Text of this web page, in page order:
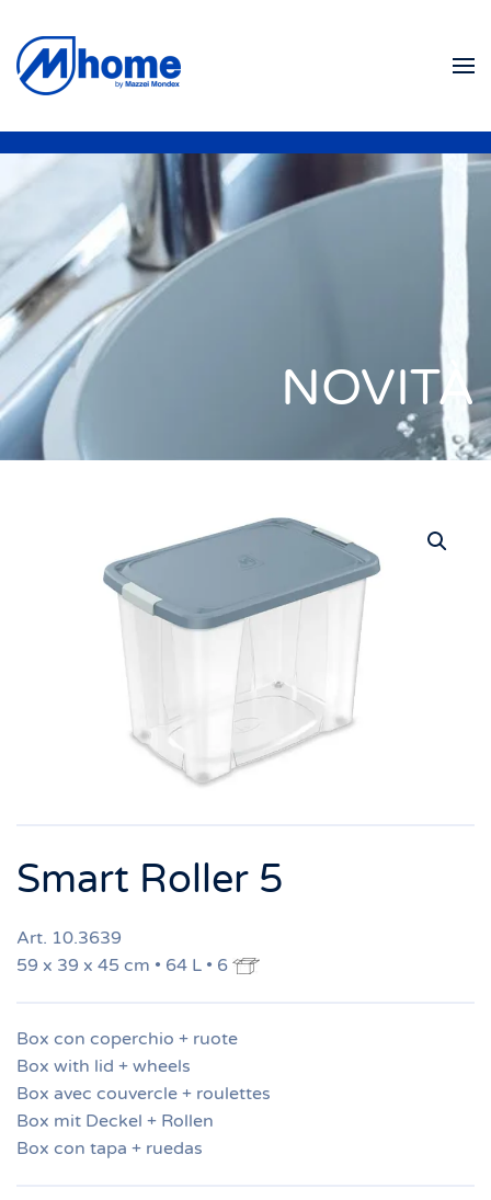
Skip to main content
NOVITÀ
Smart Roller 5
Art. 10.3639
59 x 39 x 45 cm • 64 L • 6
Box con coperchio + ruote
Box with lid + wheels
Box avec couvercle + roulettes
Box mit Deckel + Rollen
Box con tapa + ruedas